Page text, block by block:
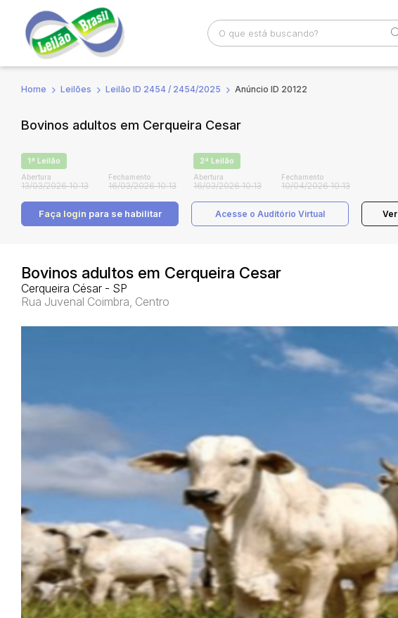
Busca por palavra-chave Categoria
Home Leilões Leilão ID 2454 / 2454/2025 Anúncio ID 20122
Bovinos adultos em Cerqueira Cesar
1ª Leilão
Abertura
13/03/2026 10:13
Fechamento
16/03/2026 10:13
2ª Leilão
Abertura
16/03/2026 10:13
Fechamento
10/04/2026 10:13
Faça login para se habilitar Acesse o Auditório Virtual
Bovinos adultos em Cerqueira Cesar
Cerqueira César - SP
Rua Juvenal Coimbra, Centro